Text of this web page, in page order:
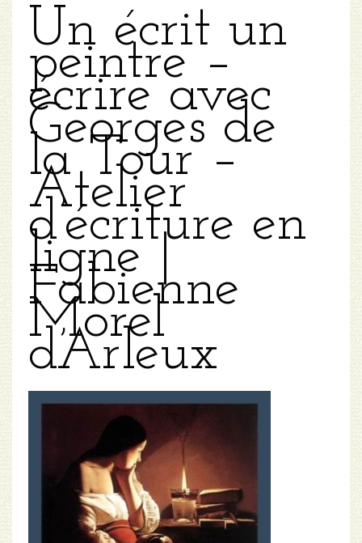
Un écrit un
peintre –
écrire avec
Georges de
la Tour –
Atelier
d’écriture en
ligne |
Fabienne
Morel
d’Arleux